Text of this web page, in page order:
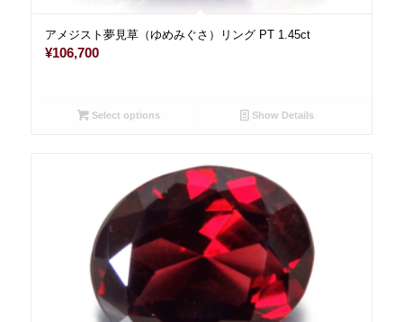
アメジスト夢見草（ゆめみぐさ）リング PT 1.45ct
¥106,700
Select options Show Details